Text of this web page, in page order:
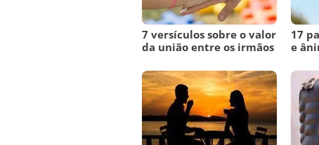
7 versículos sobre o valor
da união entre os irmãos
17
e